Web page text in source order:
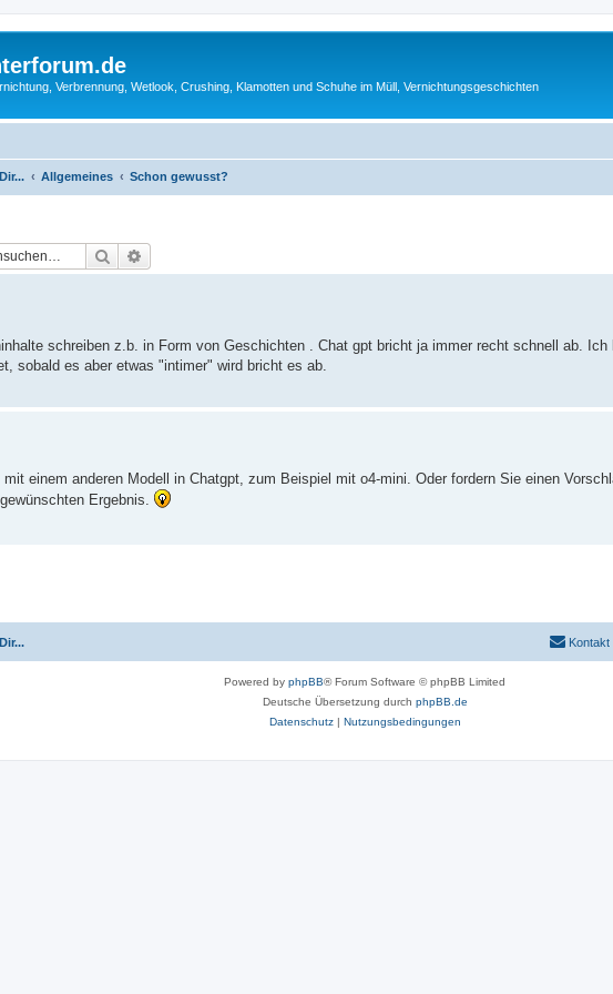
Verbrennung, Wetlook, Crushing, Klamotten und Schuhe im Müll, Vernichtungsgeschichten
Allgemeines Schon gewusst?
Suche
schreiben z.b. in Form von Geschichten . Chat gpt bricht ja immer recht schnell ab. Ich
sobald es aber etwas "intimer" wird bricht es ab.
einem anderen Modell in Chatgpt, zum Beispiel mit o4-mini. Oder fordern Sie einen
Ergebnis.
Kontakt
Powered by phpBB® Forum Software © phpBB Limited
Deutsche Übersetzung durch phpBB.de
Datenschutz| Nutzungsbedingungen